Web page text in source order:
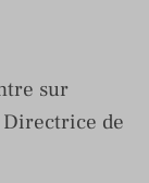
sur
de